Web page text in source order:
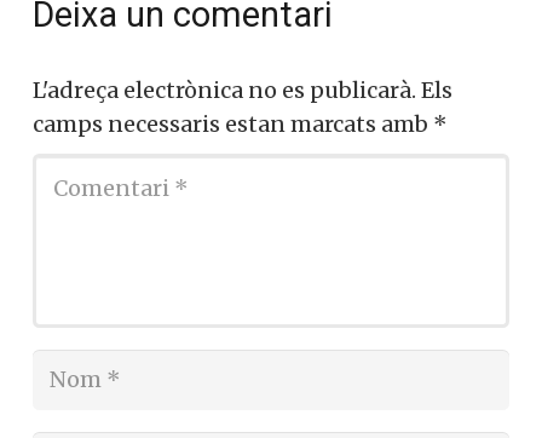
Deixa un comentari
L'adreça electrònica no es publicarà. Els
camps necessaris estan marcats amb *